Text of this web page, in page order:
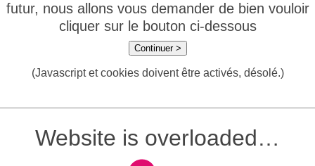
futur, nous allons vous demander de bien vouloir
cliquer sur le bouton ci-dessous
Continuer >
(Javascript et cookies doivent être activés, désolé.)
Website is overloaded…